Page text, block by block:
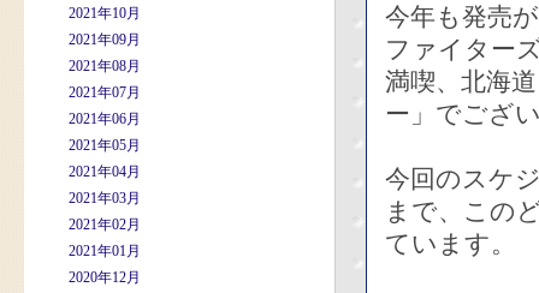
2021年10月
2021年09月
2021年08月
2021年07月
2021年06月
2021年05月
2021年04月
2021年03月
2021年02月
2021年01月
2020年12月
今年も発売
ファイター
満喫、北海
ー」でござ
今回のスケ
まで、この
ています。